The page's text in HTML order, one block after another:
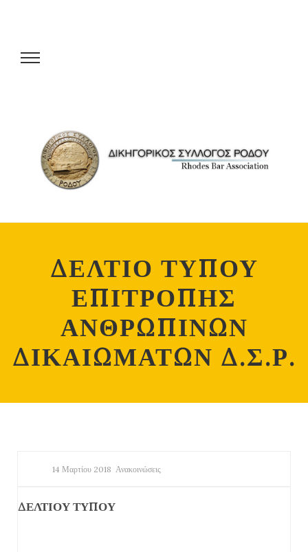
ΔΕΛΤΙΟ ΤΥΠΟΥ
ΕΠΙΤΡΟΠΗΣ
ΑΝΘΡΩΠΙΝΩΝ
ΔΙΚΑΙΩΜΑΤΩΝ Δ.Σ.Ρ.
14 Μαρτίου 2018 Ανακοινώσεις
ΔΕΛΤΙΟΥ ΤΥΠΟΥ